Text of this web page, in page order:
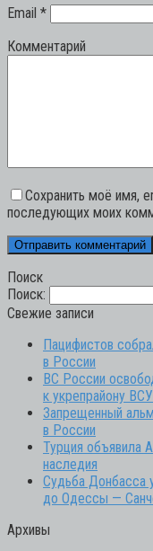
Email *
Комментарий
Сохранить моё имя,
последующих моих
Поиск
Поиск:
Свежие записи
Пацифистов
в России
ВС России
к укрепрайону
Запрещенный
в России
Турция объявила
наследия
Судьба Донбасса
до Одессы —
Архивы